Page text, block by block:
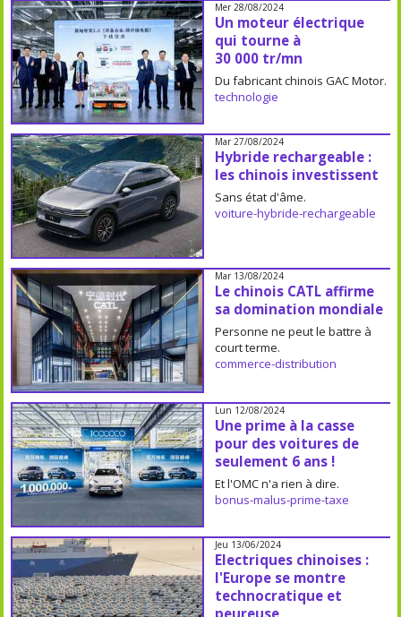
Mer 28/08/2024
Un moteur électrique
qui tourne à
30 000 tr/mn
Du fabricant chinois GAC Motor.
technologie
Mar 27/08/2024
Hybride rechargeable :
les chinois investissent
Sans état d'âme.
voiture-hybride-rechargeable
Mar 13/08/2024
Le chinois CATL affirme
sa domination mondiale
Personne ne peut le battre à
court terme.
commerce-distribution
Lun 12/08/2024
Une prime à la casse
pour des voitures de
seulement 6 ans !
Et l'OMC n'a rien à dire.
bonus-malus-prime-taxe
Jeu 13/06/2024
Electriques chinoises :
l'Europe se montre
technocratique et
peureuse